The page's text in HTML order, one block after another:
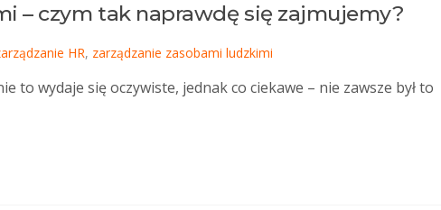
– czym tak naprawdę się zajmujemy?
HR, zarządzanie zasobami ludzkimi
to wydaje się oczywiste, jednak co ciekawe – nie zawsze był to